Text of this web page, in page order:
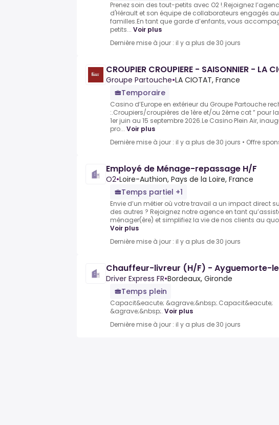
Prenez soin des tout-petits avec O2 !.Rejoignez
d'Hérault et son équipe de collaborateurs engagés
familles.En tant que garde d’enfants, vous
petits... Voir plus
Dernière mise à jour : il y a plus de 30 jours
CROUPIER CROUPIERE - SAISONNIER - LA
Groupe Partouche•LA CIOTAT, France
Temporaire
Casino d’Europe en extérieur du Groupe Partouche
:.Croupiers/croupières de 1ère et/ou 2ème cat ” pour
1er juin au 15 septembre 2026.Le Casino Plein Air,
pro... Voir plus
Dernière mise à jour : il y a plus de 30 jours • Offre
Employé de Ménage-repassage H/F
O2•Loire-Authion, Pays de la Loire, France
Temps partiel +1
Envie d’un métier où votre travail a un impact direct
des autres ? Rejoignez notre agence en tant
ménager(ère) et simplifiez la vie de nos clients au
Voir plus
Dernière mise à jour : il y a plus de 30 jours
Chauffeur-livreur (H/F) - Ayguemorte-
Driver Express FR•Bordeaux, Gironde
Temps plein
Capacit&eacute; &agrave;&nbsp;.Capacit&eacute;
&agrave;&nbsp;. Voir plus
Dernière mise à jour : il y a plus de 30 jours